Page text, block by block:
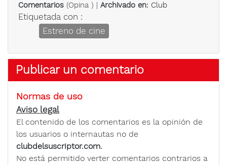
Comentarios (Opina ) | Archivado en: Club
Etiquetada con :
Estreno de cine
Publicar un comentario
Normas de uso
Aviso legal
El contenido de los comentarios es la opinión de
los usuarios o internautas no de
clubdelsuscriptor.com.
No está permitido verter comentarios contrarios a